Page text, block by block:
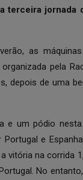
terceira jornada
as
pela
depois de uma
e um pódio
e
vitória na corrida
No